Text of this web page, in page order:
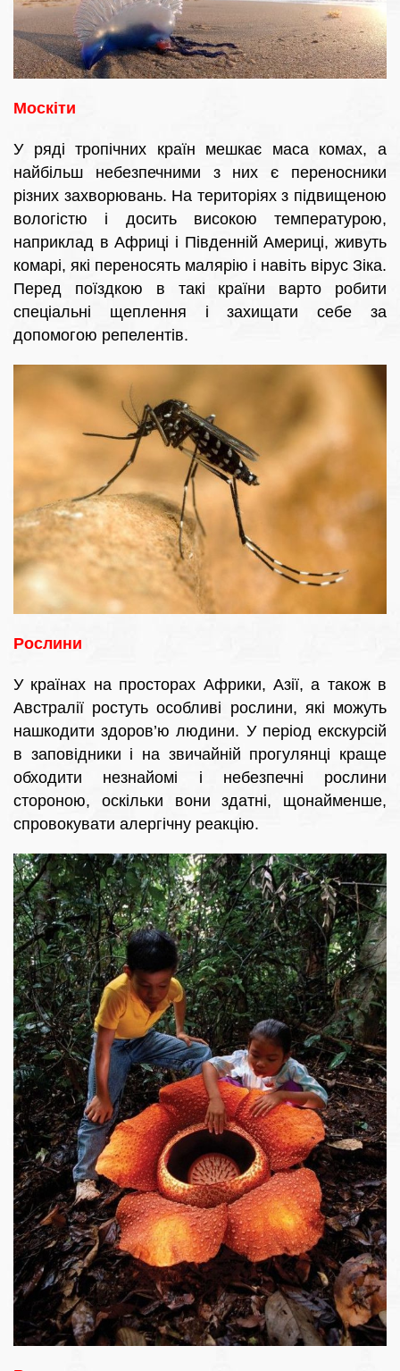
Москіти
У ряді тропічних країн мешкає маса комах, а
найбільш небезпечними з них є переносники
різних захворювань. На територіях з підвищеною
вологістю і досить високою температурою,
наприклад в Африці і Південній Америці, живуть
комарі, які переносять малярію і навіть вірус Зіка.
Перед поїздкою в такі країни варто робити
спеціальні щеплення і захищати себе за
допомогою репелентів.
Рослини
У країнах на просторах Африки, Азії, а також в
Австралії ростуть особливі рослини, які можуть
нашкодити здоров’ю людини. У період екскурсій
в заповідники і на звичайній прогулянці краще
обходити незнайомі і небезпечні рослини
стороною, оскільки вони здатні, щонайменше,
спровокувати алергічну реакцію.